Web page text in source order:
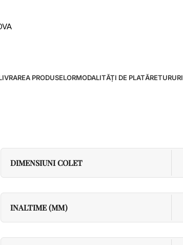
PRODUSELORMODALITĂȚI DE PLATĂRETURURI
DIMENSIUNI COLET
INALTIME (MM)